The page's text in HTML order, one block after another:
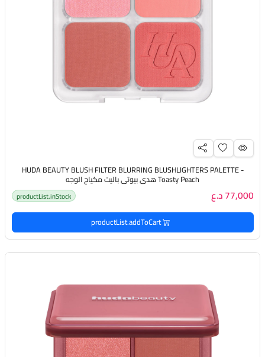
HUDA BEAUTY BLUSH FILTER BLURRING BLUSHLIGHTERS PALETTE -
Toasty Peach هدى بيوتي باليت مكياج الوجه
77,000 د.ع productList.inStock
productList.addToCart